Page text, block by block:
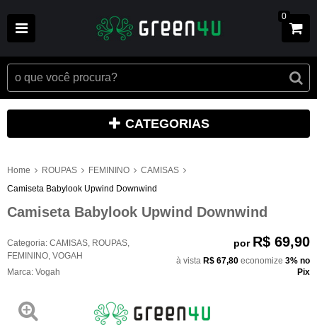
0
CATEGORIAS
Home ROUPAS FEMININO
CAMISAS
Camiseta Babylook Upwind Downwind
Camiseta Babylook Upwind Downwind
Categoria: CAMISAS ROUPAS
FEMININO VOGAH
Marca: Vogah
por R$ 69,90
à vista R$ 67,80 economize 3% no
Pix